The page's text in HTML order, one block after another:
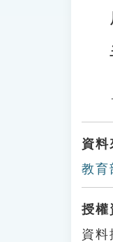
資料
教育
授權
資料